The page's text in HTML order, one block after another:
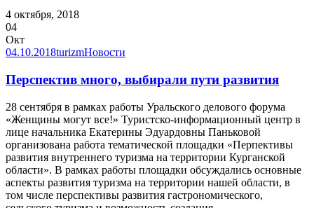
4 октября, 2018
04
Окт
04.10.2018turizmНовости
Перспектив много, выбирали пути развития
28 сентября в рамках работы Уральского делового форума
«Женщины могут все!» Туристско-информационный центр в
лице начальника Екатерины Эдуардовны Паньковой
организована работа тематической площадки «Перпективы
развития внутреннего туризма на территории Курганской
области». В рамках работы площадки обсуждались основные
аспекты развития туризма на территории нашей области, в
том числе перспективы развития гастрономического,